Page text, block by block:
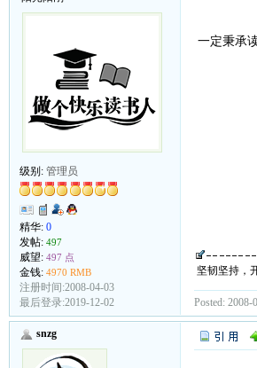
级别: 管理员
精华: 0
发帖: 497
威望: 497 点
金钱: 4970 RMB
注册时间:2008-04-03
最后登录:2019-12-02
一定秉承
坚韧坚持，
Posted: 2008-
snzg